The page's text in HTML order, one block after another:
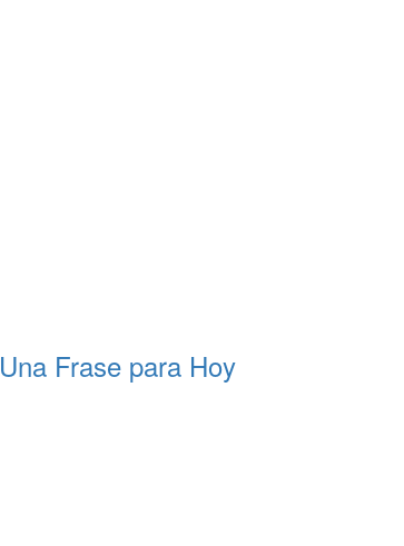
Una Frase para Hoy